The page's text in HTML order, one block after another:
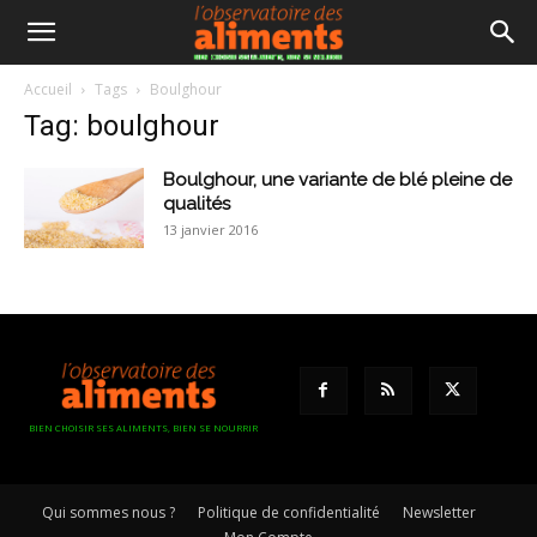
Accueil Tags Boulghour
Tag: boulghour
Boulghour, une variante de blé pleine de
qualités
13 janvier 2016
BIEN CHOISIR SES ALIMENTS, BIEN SE NOURRIR
Qui sommes nous ? Politique de confidentialité
Newsletter